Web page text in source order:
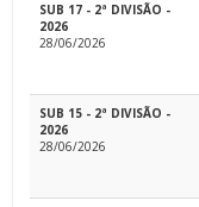
SUB 17 - 2ª DIVISÃO -
2026
28/06/2026
SUB 15 - 2ª DIVISÃO -
2026
28/06/2026